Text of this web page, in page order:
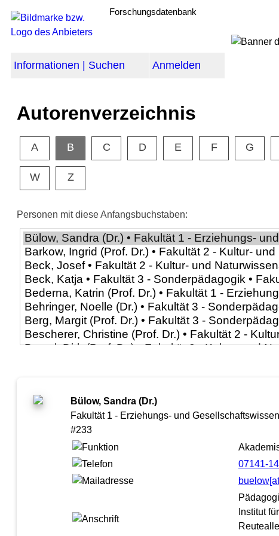
Forschungsdatenbank
Informationen | Suchen Anmelden
Autorenverzeichnis
A B C D E F G
W Z
Personen mit diese Anfangsbuchstaben:
Bülow, Sandra (Dr.)
Fakultät 1 - Erziehungs- und
#233
07141-
Institut